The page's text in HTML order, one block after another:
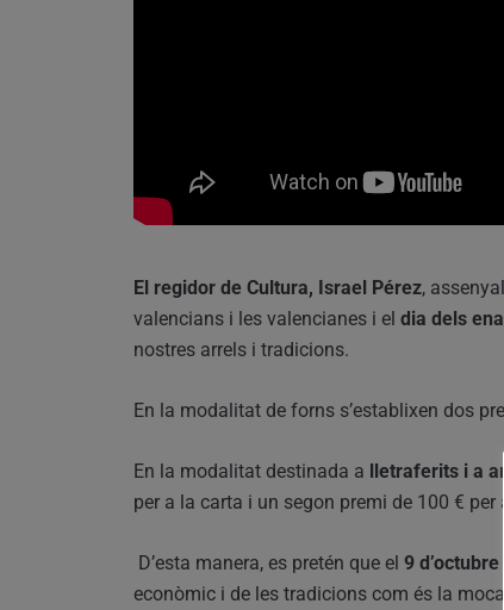
El regidor de Cultura, Israel Pérez,
valencians i les valencianes i el dia dels
nostres arrels i tradicions.
En la modalitat de forns s’establixen dos
En la modalitat destinada a lletraferits i a
per a la carta i un segon premi de 100 € per
D’esta manera, es pretén que el 9
econòmic i de les tradicions com és la